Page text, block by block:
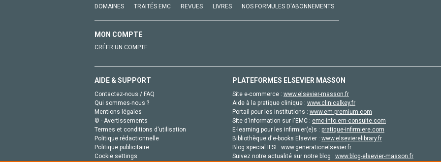
DOMAINES TRAITÉS EMC REVUES LIVRES NOS FORMULES D'ABONNEMENTS
MON COMPTE
CRÉER UN COMPTE
AIDE & SUPPORT
Contactez-nous / FAQ
Qui sommes-nous ?
Mentions légales
© - Avertissements
Termes et conditions d'utilisation
Politique rédactionnelle
Politique publicitaire
Cookie settings
PLATEFORMES ELSEVIER MASSON
Site e-commerce : www.elsevier-masson.fr
Aide à la pratique clinique : www.clinicalkey.fr
Portail pour les institutions : www.em-premium.com
Site d'information sur l'EMC : emc-info.em-consulte.com
E-learning pour les infirmier(e)s : pratique-infirmiere.com
Bibliothèque d'e-books Elsevier : www.elsevierelibrary.fr
Blog special IFSI : www.generationelsevier.fr
Suivez notre actualité sur notre blog : www.blog-elsevier-masson.fr